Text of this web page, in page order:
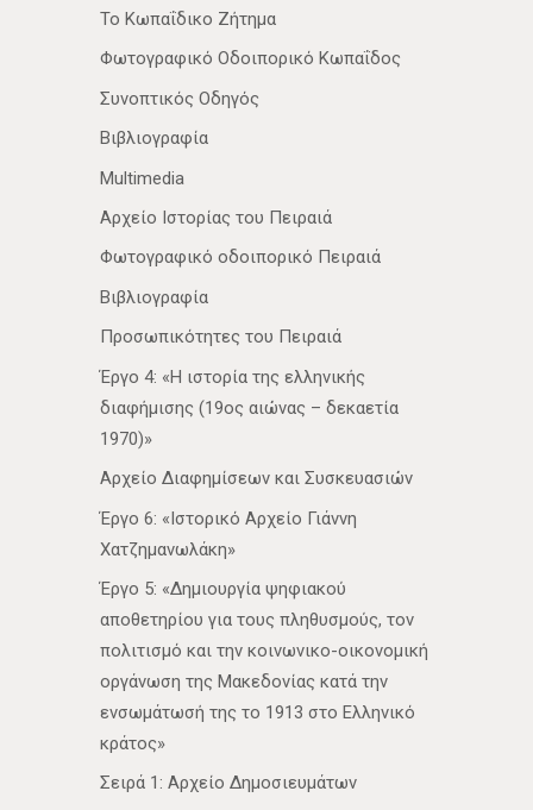
Το Κωπαΐδικο Ζήτημα
Φωτογραφικό Οδοιπορικό Κωπαΐδος
Συνοπτικός Οδηγός
Βιβλιογραφία
Multimedia
Αρχείο Ιστορίας του Πειραιά
Φωτογραφικό οδοιπορικό Πειραιά
Βιβλιογραφία
Προσωπικότητες του Πειραιά
Έργο 4: «Η ιστορία της ελληνικής
διαφήμισης (19ος αιώνας – δεκαετία
1970)»
Αρχείο Διαφημίσεων και Συσκευασιών
Έργο 6: «Ιστορικό Αρχείο Γιάννη
Χατζημανωλάκη»
Έργο 5: «Δημιουργία ψηφιακού
αποθετηρίου για τους πληθυσμούς, τον
πολιτισμό και την κοινωνικο-οικονομική
οργάνωση της Μακεδονίας κατά την
ενσωμάτωσή της το 1913 στο Ελληνικό
κράτος»
Σειρά 1: Αρχείο Δημοσιευμάτων